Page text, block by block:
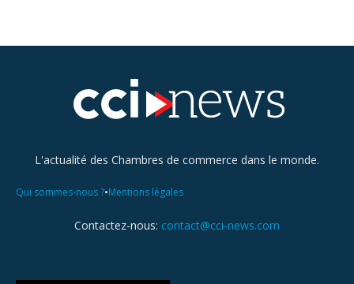
L'actualité des Chambres de commerce dans le monde.
Qui sommes-nous ?•Mentions légales
Contactez-nous: contact@cci-news.com